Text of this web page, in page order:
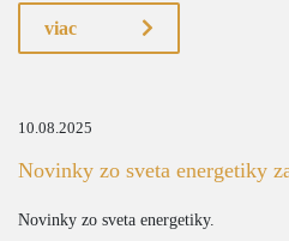
viac
10.08.2025
Novinky zo sveta energetiky
Novinky zo sveta energetiky.